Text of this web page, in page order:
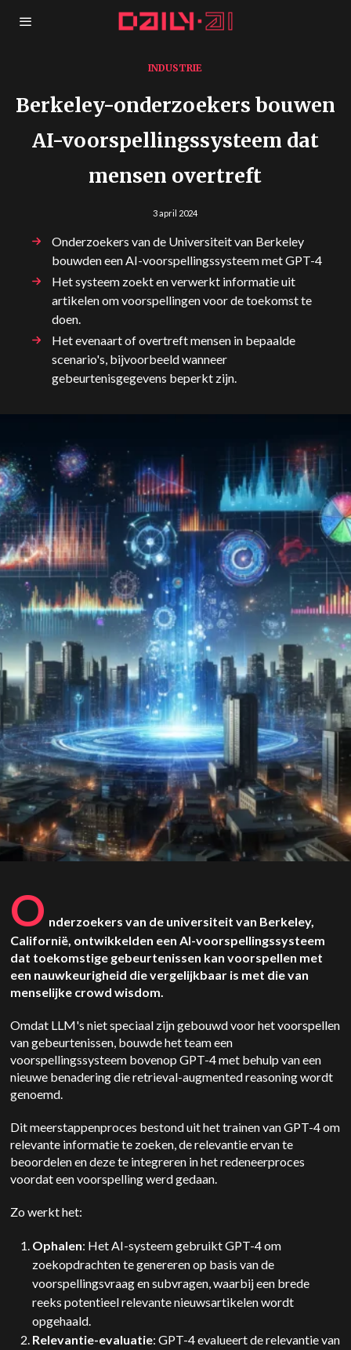
INDUSTRIE
Berkeley-onderzoekers bouwen
AI-voorspellingssysteem dat
mensen overtreft
3 april 2024
Onderzoekers van de Universiteit van Berkeley
bouwden een AI-voorspellingssysteem met GPT-4
Het systeem zoekt en verwerkt informatie uit
artikelen om voorspellingen voor de toekomst te
doen.
Het evenaart of overtreft mensen in bepaalde
scenario's, bijvoorbeeld wanneer
gebeurtenisgegevens beperkt zijn.
O nderzoekers van de universiteit van Berkeley,
Californië, ontwikkelden een AI-voorspellingssysteem
dat toekomstige gebeurtenissen kan voorspellen met
een nauwkeurigheid die vergelijkbaar is met die van
menselijke crowd wisdom.
Omdat LLM's niet speciaal zijn gebouwd voor het voorspellen
van gebeurtenissen, bouwde het team een
voorspellingssysteem bovenop GPT-4 met behulp van een
nieuwe benadering die retrieval-augmented reasoning wordt
genoemd.
Dit meerstappenproces bestond uit het trainen van GPT-4 om
relevante informatie te zoeken, de relevantie ervan te
beoordelen en deze te integreren in het redeneerproces
voordat een voorspelling werd gedaan.
Zo werkt het:
Ophalen: Het AI-systeem gebruikt GPT-4 om
zoekopdrachten te genereren op basis van de
voorspellingsvraag en subvragen, waarbij een brede
reeks potentieel relevante nieuwsartikelen wordt
opgehaald.
Relevantie-evaluatie: GPT-4 evalueert de relevantie van